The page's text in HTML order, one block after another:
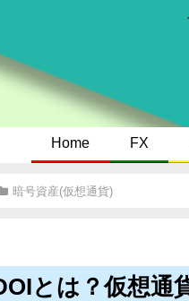
Home FX
暗号資産(仮想通貨)
とは？仮想通